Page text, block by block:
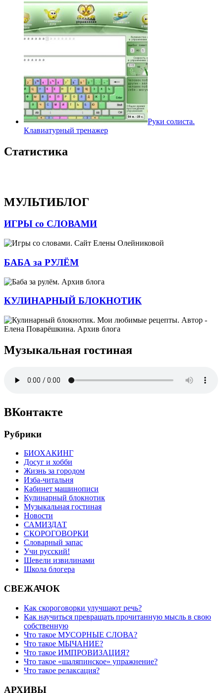
Руки солиста.
Клавиатурный тренажер
Статистика
МУЛЬТИБЛОГ
ИГРЫ со СЛОВАМИ
БАБА за РУЛЁМ
КУЛИНАРНЫЙ БЛОКНОТИК
Музыкальная гостиная
ВКонтакте
Рубрики
БИОХАКИНГ
Досуг и хобби
Жизнь за городом
Изба-читальня
Кабинет машинописи
Кулинарный блокнотик
Музыкальная гостиная
Новости
САМИЗДАТ
СКОРОГОВОРКИ
Словарный запас
Учи русский!
Шевели извилинами
Школа блогера
СВЕЖАЧОК
Как скороговорки улучшают речь?
Как научиться превращать прочитанную мысль в свою
собственную
Что такое МУСОРНЫЕ СЛОВА?
Что такое МЫЧАНИЕ?
Что такое ИМПРОВИЗАЦИЯ?
Что такое «шаляпинское» упражнение?
Что такое релаксация?
АРХИВЫ